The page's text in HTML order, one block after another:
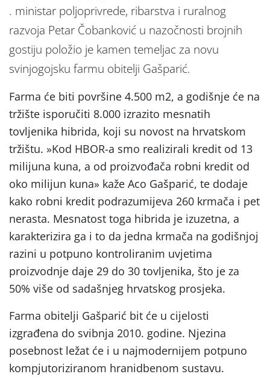
. ministar poljoprivrede, ribarstva i ruralnog
razvoja Petar Čobanković u nazočnosti brojnih
gostiju položio je kamen temeljac za novu
svinjogojsku farmu obitelji Gašparić.
Farma će biti površine 4.500 m2, a godišnje će na
tržište isporučiti 8.000 izrazito mesnatih
tovljenika hibrida, koji su novost na hrvatskom
tržištu. »Kod HBOR-a smo realizirali kredit od 13
milijuna kuna, a od proizvođača robni kredit od
oko milijun kuna» kaže Aco Gašparić, te dodaje
kako robni kredit podrazumijeva 260 krmača i pet
nerasta. Mesnatost toga hibrida je izuzetna, a
karakterizira ga i to da jedna krmača na godišnjoj
razini u potpuno kontroliranim uvjetima
proizvodnje daje 29 do 30 tovljenika, što je za
50% više od sadašnjeg hrvatskog prosjeka.
Farma obitelji Gašparić bit će u cijelosti
izgrađena do svibnja 2010. godine. Njezina
posebnost ležat će i u najmodernijem potpuno
kompjutoriziranom hranidbenom sustavu.